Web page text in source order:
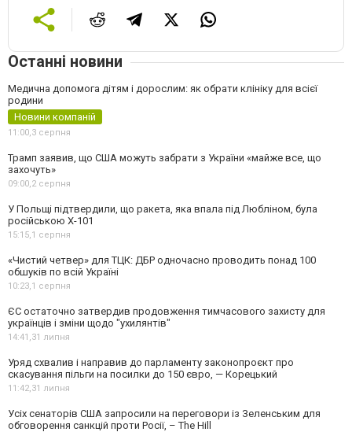
Останні новини
Медична допомога дітям і дорослим: як обрати клініку для всієї
родини
Новини компаній
11:00,3 серпня
Трамп заявив, що США можуть забрати з України «майже все, що
захочуть»
09:00,2 серпня
У Польщі підтвердили, що ракета, яка впала під Любліном, була
російською Х-101
15:15,1 серпня
«Чистий четвер» для ТЦК: ДБР одночасно проводить понад 100
обшуків по всій Україні
10:23,1 серпня
ЄС остаточно затвердив продовження тимчасового захисту для
українців і зміни щодо "ухилянтів"
14:41,31 липня
Уряд схвалив і направив до парламенту законопроєкт про
скасування пільги на посилки до 150 євро, — Корецький
11:42,31 липня
Усіх сенаторів США запросили на переговори із Зеленським для
обговорення санкцій проти Росії, – The Hill